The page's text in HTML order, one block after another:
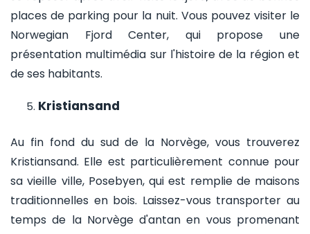
places de parking pour la nuit. Vous pouvez visiter le
Norwegian Fjord Center, qui propose une
présentation multimédia sur l'histoire de la région et
de ses habitants.
Kristiansand
Au fin fond du sud de la Norvège, vous trouverez
Kristiansand. Elle est particulièrement connue pour
sa vieille ville, Posebyen, qui est remplie de maisons
traditionnelles en bois. Laissez-vous transporter au
temps de la Norvège d'antan en vous promenant